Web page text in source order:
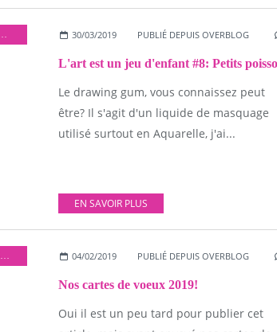
30/03/2019 PUBLIÉ DEPUIS OVERBLOG
Le drawing gum, vous connaissez peut
être? Il s'agit d'un liquide de masquage
utilisé surtout en Aquarelle, j'ai...
EN SAVOIR PLUS
,NOËL
04/02/2019 PUBLIÉ DEPUIS OVERBLOG
Nos cartes de voeux 2019!
Oui il est un peu tard pour publier cet